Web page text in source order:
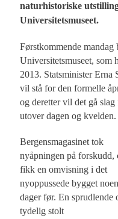
naturhistoriske
Universitetsmuseet.
Førstkommende
Universitetsmuseet, som
2013. Statsminister Erna
vil stå for den formelle
og deretter vil det gå
utover dagen og kvelden.
Bergensmagasinet tok
nyåpningen på forskudd,
fikk en omvisning i det
nyoppussede bygget noen
dager før. En sprudlende
tydelig stolt